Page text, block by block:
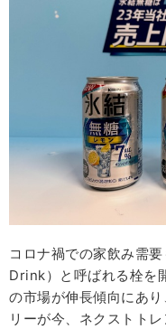
コロナ禍での家飲み需
Drink）と呼ばれる栓を
の市場が伸長傾向にあ
リーが今、ネクストト